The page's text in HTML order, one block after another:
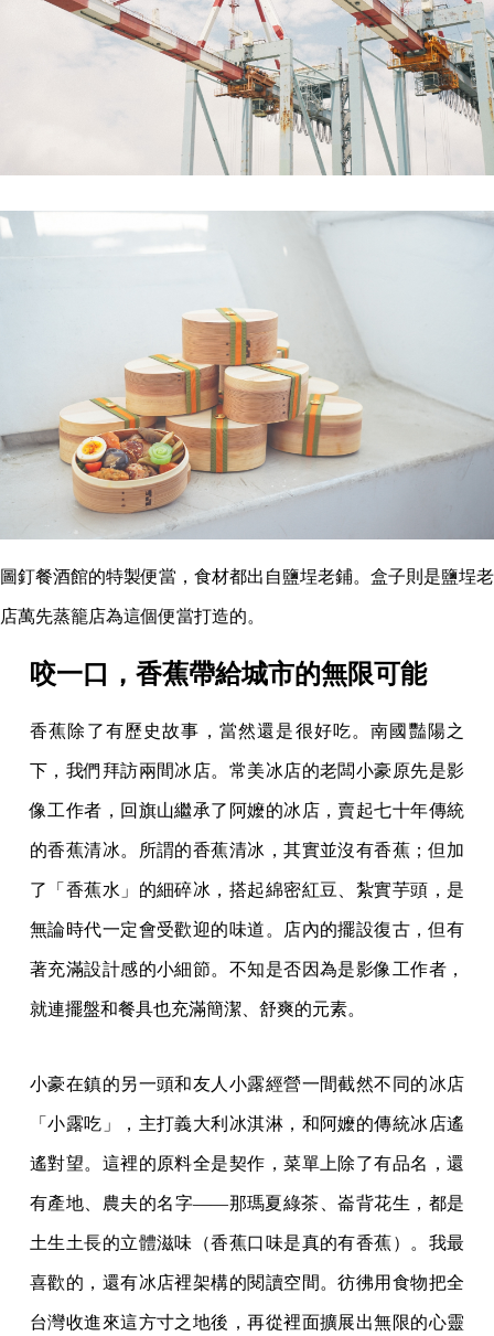
圖釘餐酒館的特製便當，食材都出自鹽埕老鋪。盒子則是鹽埕老
店萬先蒸籠店為這個便當打造的。
咬一口，香蕉帶給城市的無限可能
香蕉除了有歷史故事，當然還是很好吃。南國豔陽之
下，我們拜訪兩間冰店。常美冰店的老闆小豪原先是影
像工作者，回旗山繼承了阿嬤的冰店，賣起七十年傳統
的香蕉清冰。所謂的香蕉清冰，其實並沒有香蕉；但加
了「香蕉水」的細碎冰，搭起綿密紅豆、紮實芋頭，是
無論時代一定會受歡迎的味道。店內的擺設復古，但有
著充滿設計感的小細節。不知是否因為是影像工作者，
就連擺盤和餐具也充滿簡潔、舒爽的元素。
小豪在鎮的另一頭和友人小露經營一間截然不同的冰店
「小露吃」，主打義大利冰淇淋，和阿嬤的傳統冰店遙
遙對望。這裡的原料全是契作，菜單上除了有品名，還
有產地、農夫的名字——那瑪夏綠茶、崙背花生，都是
土生土長的立體滋味（香蕉口味是真的有香蕉）。我最
喜歡的，還有冰店裡架構的閱讀空間。彷彿用食物把全
台灣收進來這方寸之地後，再從裡面擴展出無限的心靈